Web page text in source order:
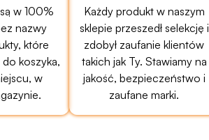
w 100%
nazwy
które
koszyka,
w
Każdy produkt w naszym
sklepie przeszedł selekcję i
zdobył zaufanie klientów
takich jak Ty. Stawiamy na
jakość, bezpieczeństwo i
zaufane marki.